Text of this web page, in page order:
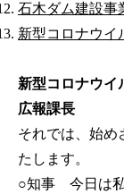
石木ダム建設事
新型コロナウイ
新型コロナウイ
広報課長
それでは、始め
たします。
○知事 今日は